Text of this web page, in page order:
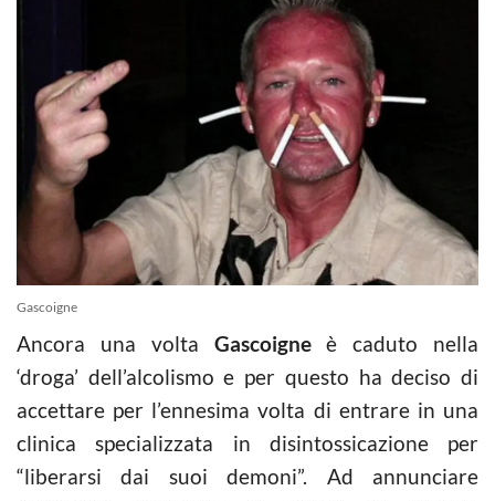
Gascoigne
Ancora una volta Gascoigneè caduto nella
‘droga’ dell’alcolismo e per questo ha deciso di
accettare per l’ennesima volta di entrare in una
clinica specializzata in disintossicazione per
“liberarsi dai suoi demoni”. Ad annunciare